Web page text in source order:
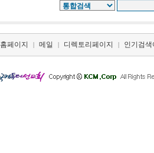
홈페이지 | 메일 | 디렉토리페이지 | 인기검색